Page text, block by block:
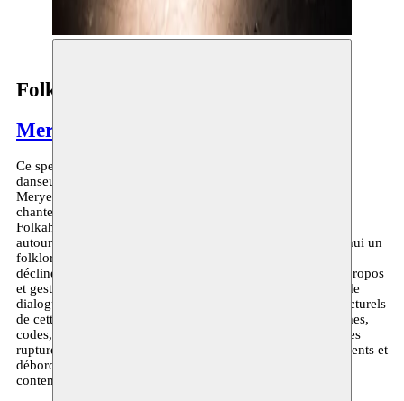
Folkah!
Meryem Jazouli
Ce spectacle est un partenariat unique entre la chorégraphe,
danseuse et inspiratrice de l’atelier de danse Espace Darja,
Meryem Jazouli et la célèbre compositrice, productrice et
chanteuse de jazz Malika Zarra.
Folkah! est né du désir de réunir deux interprètes féminines
autour d’une danse ancestrale du Sahara devenue aujourd’hui un
folklore dansé et chanté: la Guedra. Autour de ce projet, se
décline un langage corporel et vocal qui revisite contexte, propos
et gestuelle de la Guedra, pour inventer un nouveau cadre de
dialogue entre le corps et la voix. A partir des éléments structurels
de cette danse chargée d’histoires et de sens - attitudes, signes,
codes, lumière, temporalité - Folkah! en explore les possibles
ruptures et déconstructions pour développer des prolongements et
débordements, propres à une pratique chorégraphique
contemporaine.